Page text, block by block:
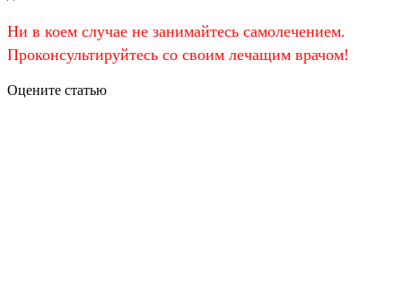
Ни в коем случае не занимайтесь самолечением.
Проконсультируйтесь со своим лечащим врачом!
Оцените статью